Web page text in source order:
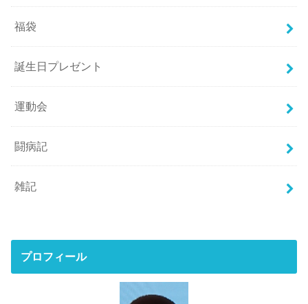
福袋
誕生日プレゼント
運動会
闘病記
雑記
プロフィール